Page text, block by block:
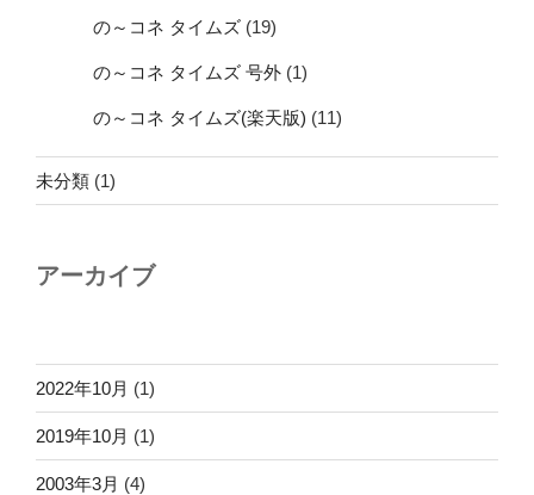
の～コネ タイムズ (19)
の～コネ タイムズ 号外 (1)
の～コネ タイムズ(楽天版) (11)
未分類 (1)
アーカイブ
2022年10月 (1)
2019年10月 (1)
2003年3月 (4)